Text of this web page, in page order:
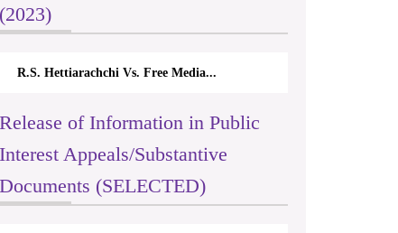
(2023)
R.S. Hettiarachchi Vs. Free Media...
Release of Information in Public
Interest Appeals/Substantive
Documents (SELECTED)